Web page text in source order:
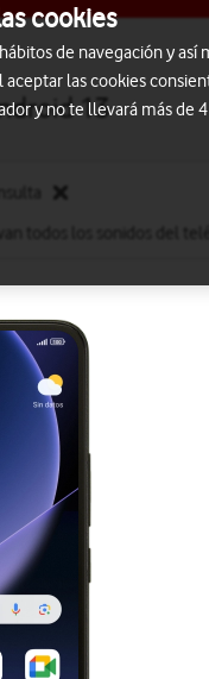
13
todos los sonidos del
cookies
de navegación y así
las cookies
y no te llevará más de